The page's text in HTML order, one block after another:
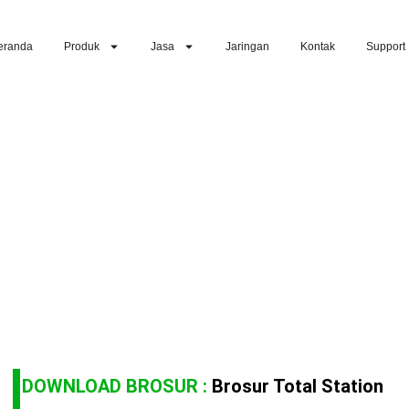
Produk Jasa Jaringan Kontak Support
DOWNLOAD BROSUR : Brosur Total Station